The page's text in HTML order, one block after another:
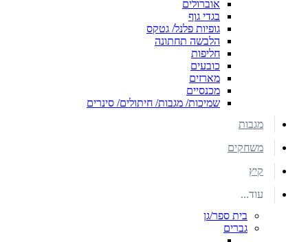
אוברולים
בגדי גוף
גופיות פלנל/ גטקס
הלבשה תחתונה
חליפות
כובעים
מארזים
מכנסיים
שמיכות/ מגבות/ חיתולים/ סינרים
מגבות
משחקים
קיץ
עוד...
בית ספר/גן
גברים